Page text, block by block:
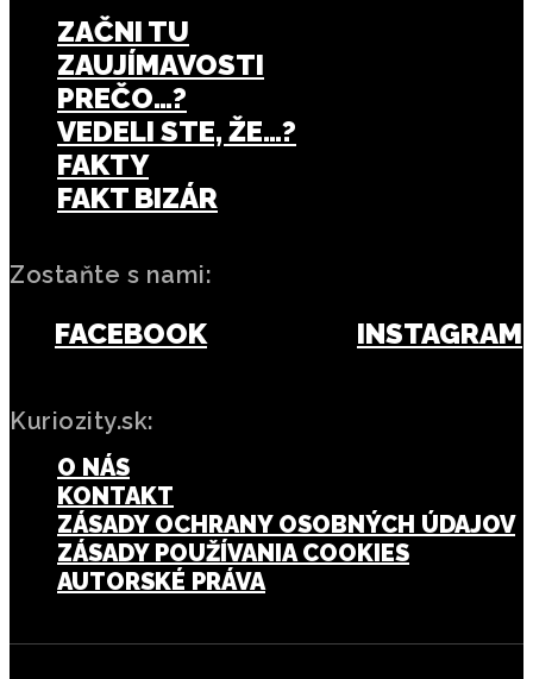
ZAČNI TU
ZAUJÍMAVOSTI
PREČO…?
VEDELI STE, ŽE…?
FAKTY
FAKT BIZÁR
Zostaňte s nami:
FACEBOOK INSTAGRAM
Kuriozity.sk:
O NÁS
KONTAKT
ZÁSADY OCHRANY OSOBNÝCH ÚDAJOV
ZÁSADY POUŽÍVANIA COOKIES
AUTORSKÉ PRÁVA